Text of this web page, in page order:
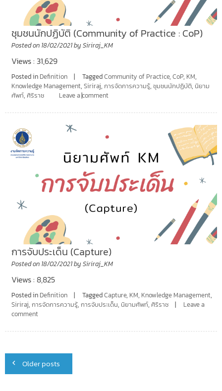
ชุมชนนักปฏิบัติ (Community of Practice : CoP)
Posted on 18/02/2021by Siriraj_KM
Views : 31,629
Posted in Definition TaggedCommunity of Practice, CoP, KM,
Knowledge Management, Siriraj, การจัดการความรู้, ชุมชนนักปฏิบัติ, นิยาม
ศัพท์, ศิริราช Leave a comment
การจับประเด็น (Capture)
Posted on 18/02/2021by Siriraj_KM
Views : 8,825
Posted in Definition TaggedCapture, KM, Knowledge Management,
Siriraj, การจัดการความรู้, การจับประเด็น, นิยามศัพท์, ศิริราช
Leave a
comment
Posts
navigation
Older posts